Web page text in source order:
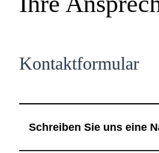
Kontaktformular
Schreiben Sie uns eine